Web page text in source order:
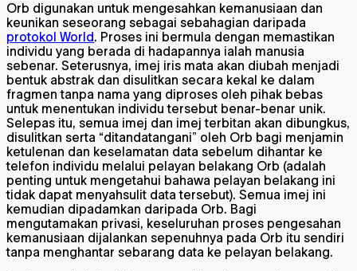
Orb digunakan untuk mengesahkan kemanusiaan dan
keunikan seseorang sebagai sebahagian daripada
protokol World. Proses ini bermula dengan memastikan
individu yang berada di hadapannya ialah manusia
sebenar. Seterusnya, imej iris mata akan diubah menjadi
bentuk abstrak dan disulitkan secara kekal ke dalam
fragmen tanpa nama yang diproses oleh pihak bebas
untuk menentukan individu tersebut benar-benar unik.
Selepas itu, semua imej dan imej terbitan akan dibungkus,
disulitkan serta “ditandatangani” oleh Orb bagi menjamin
ketulenan dan keselamatan data sebelum dihantar ke
telefon individu melalui pelayan belakang Orb (adalah
penting untuk mengetahui bahawa pelayan belakang ini
tidak dapat menyahsulit data tersebut). Semua imej ini
kemudian dipadamkan daripada Orb. Bagi
mengutamakan privasi, keseluruhan proses pengesahan
kemanusiaan dijalankan sepenuhnya pada Orb itu sendiri
tanpa menghantar sebarang data ke pelayan belakang.